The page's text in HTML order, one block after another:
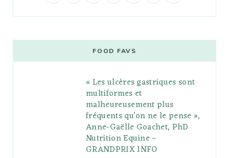
b
t
l
e
P
l
s
a
g
r
a
e
r
e
s
o
l
r
FOOD FAVS
« Les ulcères gastriques sont
multiformes et
malheureusement plus
fréquents qu’on ne le pense »,
Anne-Gaëlle Goachet, PhD
Nutrition Equine –
GRANDPRIX INFO